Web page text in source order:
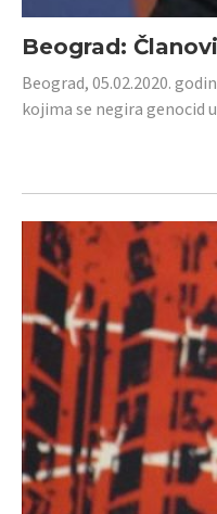
Beograd:
Beograd, 05.02.2020.
kojima se negira genocid